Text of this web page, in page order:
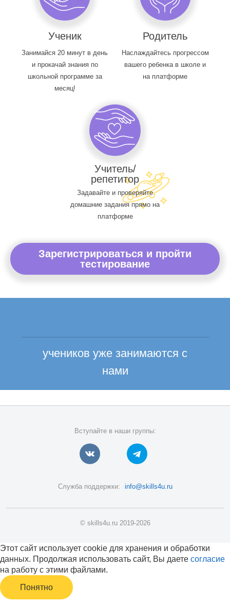
Ученик
Занимайся 20 минут в день
и прокачай знания по
школьной программе за
месяц!
Родитель
Наслаждайтесь прогрессом
вашего ребенка в школе и
на платформе
Учитель/
репетитор
Задавайте и проверяйте
домашние задания прямо на
платформе
Зарегистрироваться и пройти
тестирование
учеников уже занимаются с
нами
Вступайте в наши группы:
Служба поддержки: info@skills4u.ru
© skills4u.ru 2019-2026
Этот сайт использует cookie для хранения и обработки
данных. Продолжая использовать сайт, Вы даете согласие
на работу с этими файлами.
Понятно